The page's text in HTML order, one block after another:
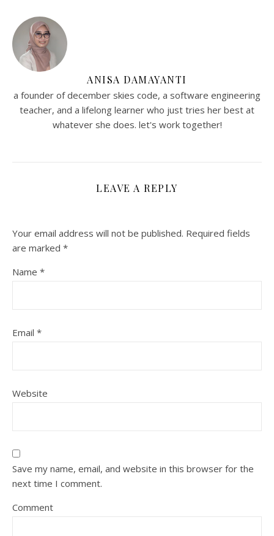
ANISA DAMAYANTI
a founder of december skies code, a software engineering
teacher, and a lifelong learner who just tries her best at
whatever she does. let's work together!
LEAVE A REPLY
Your email address will not be published. Required fields
are marked *
Name *
Email *
Website
Save my name, email, and website in this browser for the
next time I comment.
Comment